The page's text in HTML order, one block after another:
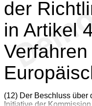
der
in Artikel
(12) Der Beschluss über
Initiative der Kommission.